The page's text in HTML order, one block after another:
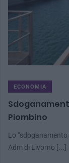
ECONOMIA
Piombino
Lo
Adm di Livorno [...]